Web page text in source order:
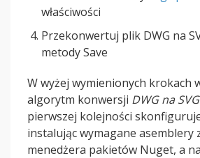
właściwości
Przekonwertuj plik DWG na
metody Save
W wyżej wymienionych krokach
algorytm konwersji DWG na
pierwszej kolejności
instalując wymagane asemblery
menedżera pakietów Nuget, a